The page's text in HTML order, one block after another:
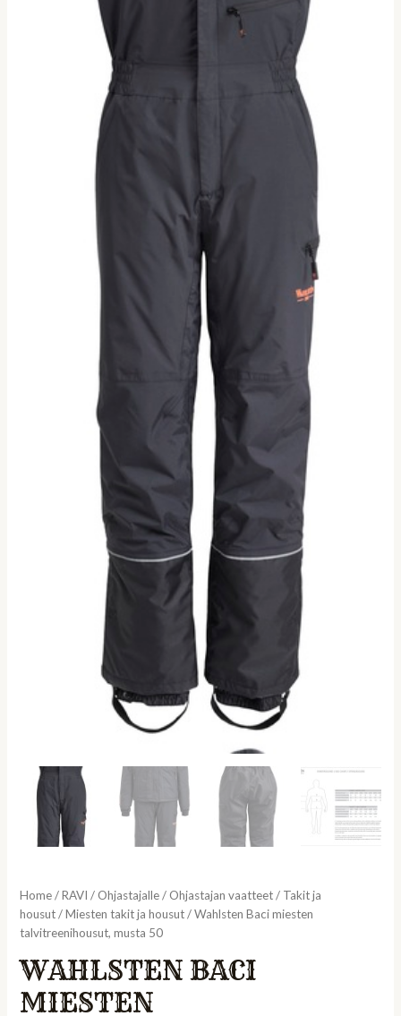
Home/RAVI / Ohjastajalle/ Ohjastajan vaatteet/ Takit ja
housut/Miesten takit ja housut/ Wahlsten Baci miesten
talvitreenihousut, musta 50
WAHLSTEN BACI
MIESTEN